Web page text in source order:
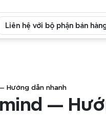
Hướng dẫn nhanh
—
Liên hệ với bộ phận bán